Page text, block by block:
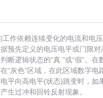
工作依赖连续变化的电流和电
预先定义的电压电平或门限
断逻辑状态的“真 ”或“假”。在
“灰色”区域，在此区域数字电
平向高电平(状态)跳变时，如
生过冲和回铃反射现象。